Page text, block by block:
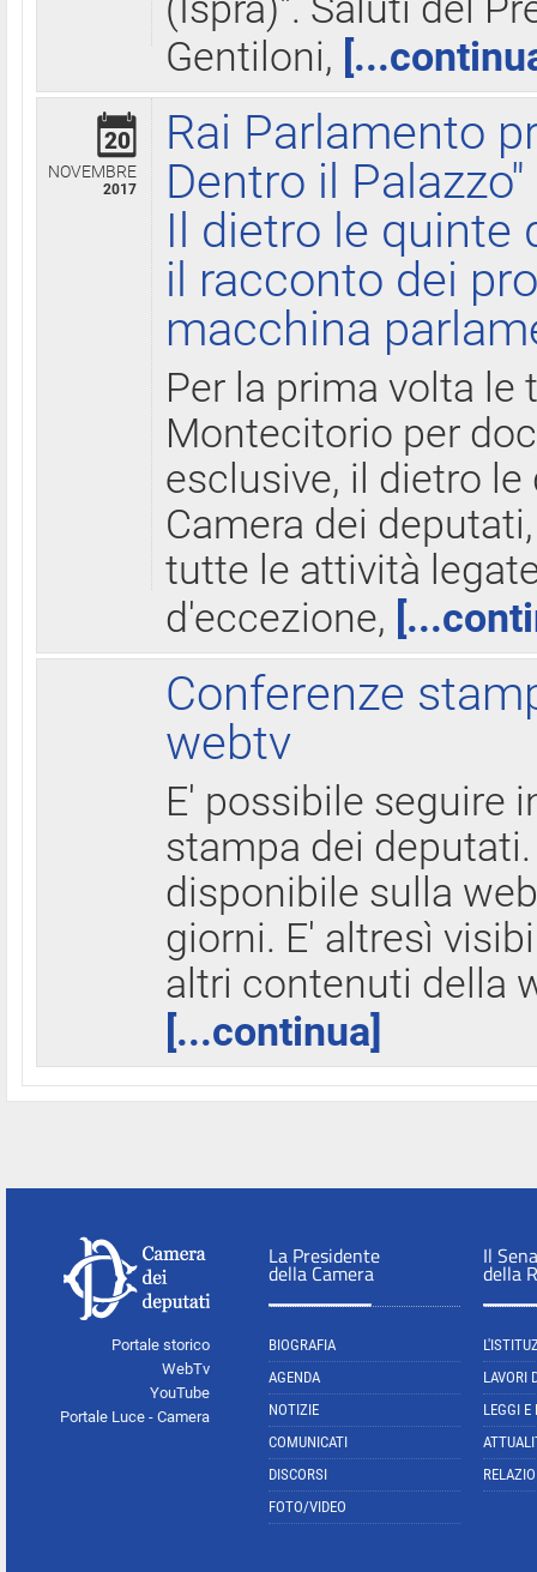
Gentiloni,
20
NOVEMBRE
2017
Rai Parlamento
Dentro il Palazzo"
Il dietro le quinte
il racconto dei
macchina
Per la prima volta le
Montecitorio per
esclusive, il dietro
Camera dei
tutte le attività
d'eccezione,
Conferenze
webtv
E' possibile seguire
stampa dei
disponibile sulla
giorni. E' altresì
altri contenuti della
[...continua]
Portale storico
WebTv
YouTube
Portale Luce - Camera
La Presidente
della Camera
BIOGRAFIA
AGENDA
NOTIZIE
COMUNICATI
DISCORSI
FOTO/VIDEO
Il
della
LAVORI
LEGGI E